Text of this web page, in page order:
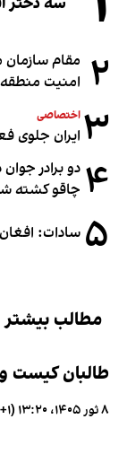
۲ مقام
امنیت منطقه
۳ اختصاصی
ایران جلوی
۴ دو برادر
چاقو کشته
۵ سادات:
مطالب بیشتر
طالبان کیست
۸ ثور ۱۴۰۵، ۱۳:۲۰ (‎+۱ گرینویچ)